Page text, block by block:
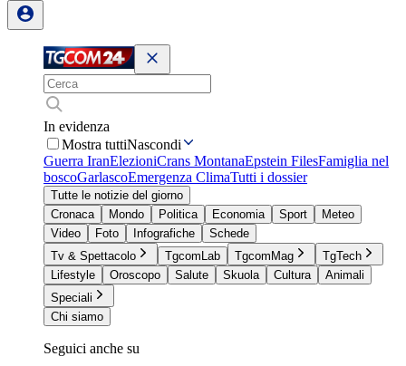
In evidenza
Mostra tuttiNascondi
Guerra IranElezioniCrans MontanaEpstein FilesFamiglia nel
boscoGarlascoEmergenza ClimaTutti i dossier
Tutte le notizie del giorno
Cronaca
Mondo Politica Economia Sport
Meteo
Video
Foto Infografiche
Schede
Tv & Spettacolo
TgcomLab TgcomMag
TgTech
Lifestyle
Oroscopo Salute Skuola Cultura
Animali
Speciali
Chi siamo
Seguici anche su